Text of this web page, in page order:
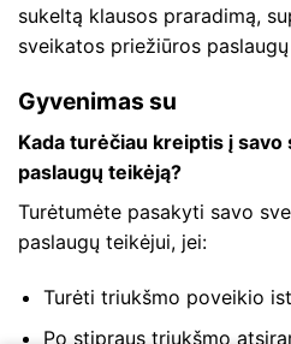
sukeltą klausos praradimą,
sveikatos priežiūros
Gyvenimas su
Kada turėčiau kreiptis į
paslaugų teikėją?
Turėtumėte pasakyti savo
paslaugų teikėjui, jei:
Turėti triukšmo poveikio
Po stipraus triukšmo